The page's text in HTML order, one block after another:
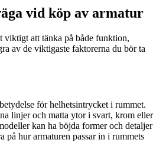
vid köp av armatur
viktigt att tänka på både funktion,
av de viktigaste faktorerna du bör ta
för helhetsintrycket i rummet.
linjer och matta ytor i svart, krom eller
kan ha böjda former och detaljer
på hur armaturen passar in i rummets